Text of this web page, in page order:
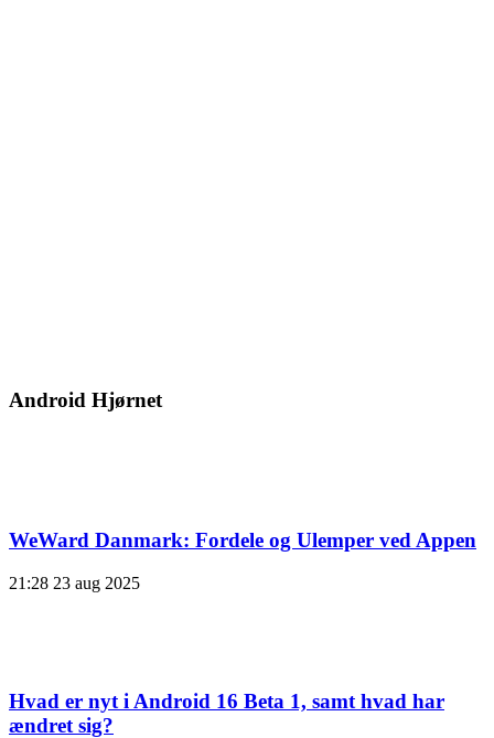
Android Hjørnet
WeWard Danmark: Fordele og Ulemper ved Appen
21:28 23 aug 2025
Hvad er nyt i Android 16 Beta 1, samt hvad har
ændret sig?